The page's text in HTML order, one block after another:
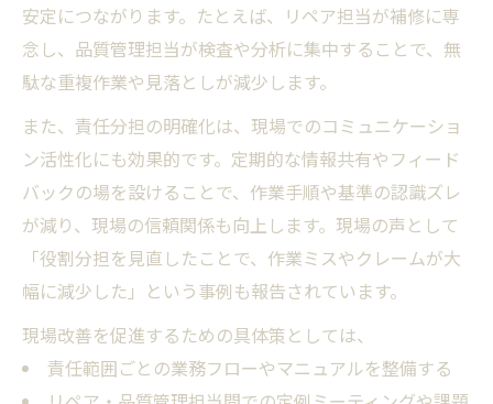
安定につながります。たとえば、リペア担当が補修に専
念し、品質管理担当が検査や分析に集中することで、無
駄な重複作業や見落としが減少します。
また、責任分担の明確化は、現場でのコミュニケーショ
ン活性化にも効果的です。定期的な情報共有やフィード
バックの場を設けることで、作業手順や基準の認識ズレ
が減り、現場の信頼関係も向上します。現場の声として
「役割分担を見直したことで、作業ミスやクレームが大
幅に減少した」という事例も報告されています。
現場改善を促進するための具体策としては、
責任範囲ごとの業務フローやマニュアルを整備する